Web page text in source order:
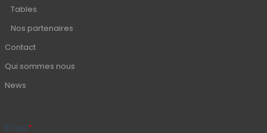
Tables
Nos partenaires
Contact
Qui sommes nous
News